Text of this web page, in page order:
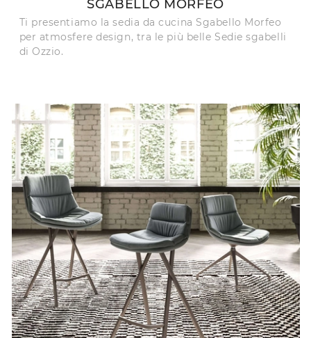
SGABELLO MORFEO
Ti presentiamo la sedia da cucina Sgabello Morfeo
per atmosfere design, tra le più belle Sedie sgabelli
di Ozzio.